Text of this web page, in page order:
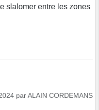
slalomer entre les zones
parALAIN CORDEMANS